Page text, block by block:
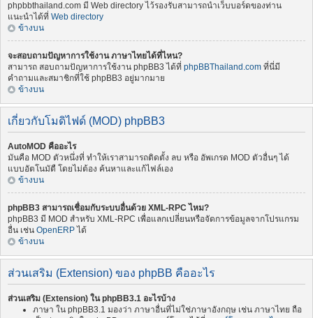
phpbbthailand.com มี Web directory ไว้รองรับสามารถนำเว็บบอร์ดของท่าน
แนะนำได้ที่ Web directory
ข้างบน
จะสอบถามปัญหาการใช้งาน ภาษาไทยได้ที่ไหน?
สามารถ สอบถามปัญหาการใช้งาน phpBB3 ได้ที่ phpBBThailand.com ที่นี่มี
คำถามและสมาชิกที่ใช้ phpBB3 อยู่มากมาย
ข้างบน
เกี่ยวกับโมดิไฟด์ (MOD) phpBB3
AutoMOD คืออะไร
มันคือ MOD ตัวหนึ่งที่ ทำให้เราสามารถติดตั้ง ลบ หรือ อัพเกรด MOD ตัวอื่นๆ ได้
แบบอัตโนมัตื โดยไม่ต้อง ค้นหาและแก้ไฟล์เอง
ข้างบน
phpBB3 สามารถเชื่อมกับระบบอื่นด้วย XML-RPC ไหม?
phpBB3 มี MOD สำหรับ XML-RPC เพื่อแลกเปลี่ยนหรือจัดการข้อมูลจากโปรแกรม
อื่น เช่น OpenERP ได้
ข้างบน
ส่วนเสริม (Extension) ของ phpBB คืออะไร
ส่วนเสริม (Extension) ใน phpBB3.1 อะไรบ้าง
ภาษา ใน phpBB3.1 มองว่า ภาษาอื่นที่ไม่ใช่ภาษาอังกฤษ เช่น ภาษาไทย ถือ